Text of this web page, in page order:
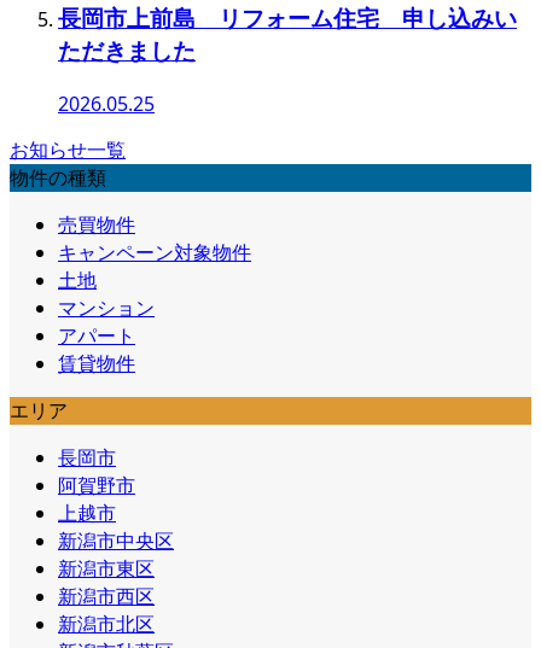
長岡市上前島 リフォーム住宅 申し込みい
ただきました
2026.05.25
お知らせ一覧
物件の種類
売買物件
キャンペーン対象物件
土地
マンション
アパート
賃貸物件
エリア
長岡市
阿賀野市
上越市
新潟市中央区
新潟市東区
新潟市西区
新潟市北区